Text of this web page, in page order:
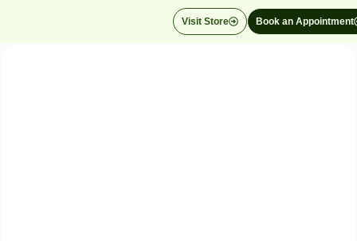
Visit Store Book an Appointment